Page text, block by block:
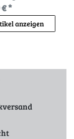
€ *
anzeigen